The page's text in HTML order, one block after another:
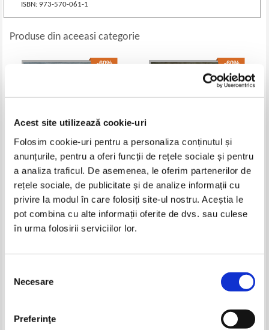
Acest site utilizează cookie-uri
Folosim cookie-uri pentru a personaliza conținutul și
anunțurile, pentru a oferi funcții de rețele sociale și pentru
a analiza traficul. De asemenea, le oferim partenerilor de
rețele sociale, de publicitate și de analize informații cu
privire la modul în care folosiți site-ul nostru. Aceștia le
pot combina cu alte informații oferite de dvs. sau culese
în urma folosirii serviciilor lor.
consimțământului
Necesare
Preferinţe
ISBN: 973-570-061-1
Produse din aceeasi categorie
-60%
Simona Gurzu - O frantura de
dor din calea spre Emaus
Pret:16,00Lei 6,40 Lei
Adaugă în coș
-60%
Constantin Kapitza - Liniste de
ceara
Pret: 23,00Lei 9,20 Lei